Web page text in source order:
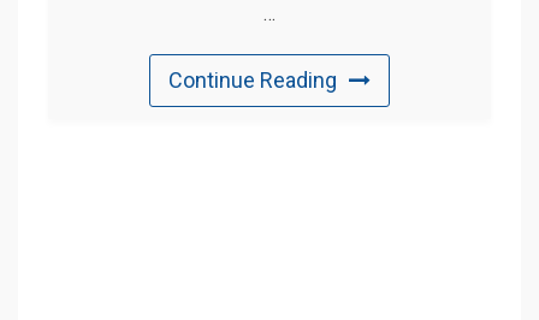
…
Continue Reading